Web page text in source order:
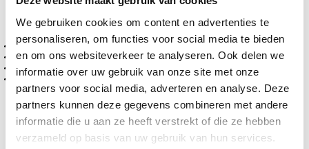
We gebruiken cookies om content en advertenties te
personaliseren, om functies voor social media te bieden
en om ons websiteverkeer te analyseren. Ook delen we
informatie over uw gebruik van onze site met onze
partners voor social media, adverteren en analyse. Deze
partners kunnen deze gegevens combineren met andere
informatie die u aan ze heeft verstrekt of die ze hebben
verzameld op basis van uw gebruik van hun services.
Taupe
Gratis verzending vanaf €35,-
Verzending v.a. €1,95
Handgemaakt product
Premium stainless steel
Omschrijving Kenmerk SKU
Maak jou look helemaal compleet met deze vrolijke armband.